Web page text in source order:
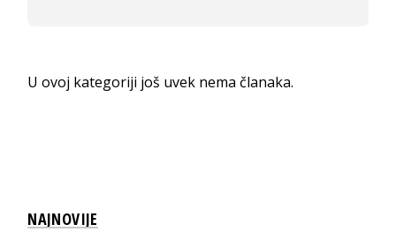
U ovoj kategoriji još uvek nema članaka.
NAJNOVIJE